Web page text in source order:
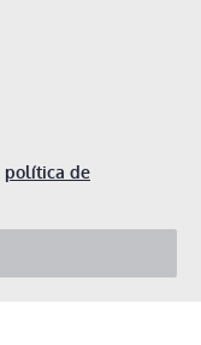
política de